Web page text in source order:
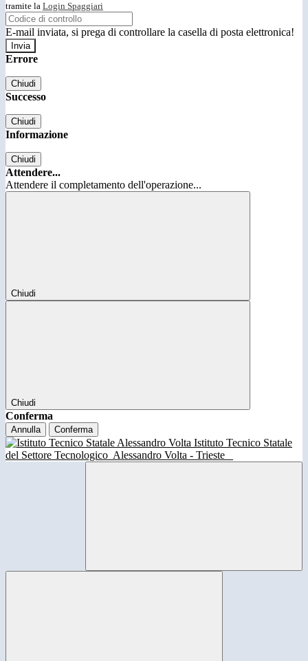
tramite la Login Spaggiari
E-mail inviata, si prega di controllare la casella di posta elettronica!
Errore
Chiudi
Successo
Chiudi
Informazione
Chiudi
Attendere...
Attendere il completamento dell'operazione...
Chiudi
Chiudi
Conferma
Annulla Conferma
Istituto Tecnico Statale
del Settore Tecnologico Alessandro Volta - Trieste